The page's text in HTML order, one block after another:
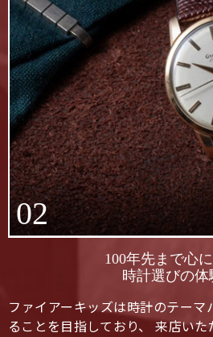
02
100年先まで心に
時計選びの体
ファイアーキッズは時計のテー
ることを目指しており、 来店い